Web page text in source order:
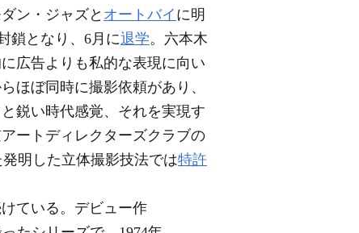
ン・ジャズと オートバイ に明
鎖となり、6月に退学。六本木
広告よりも私的な表現に向い
ほぼ同時に撮影依頼があり、
鋭い時代感覚、それを実現す
ートディレクターズクラブの
明した立体撮影技法では特許
ている。デビュー作